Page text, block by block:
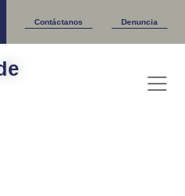
Contáctanos Denuncia